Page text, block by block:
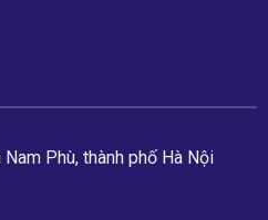
Phù, thành phố Hà Nội